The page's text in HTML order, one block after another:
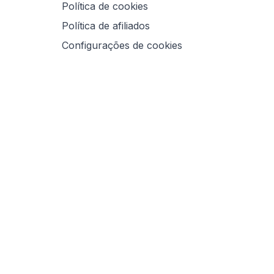
Política de cookies
Política de afiliados
Configurações de cookies